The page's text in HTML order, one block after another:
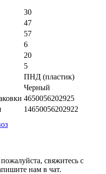
30
47
57
6
20
5
ПНД (пластик)
Черный
4650056202925
14650056202922
свяжитесь с
нам в чат.